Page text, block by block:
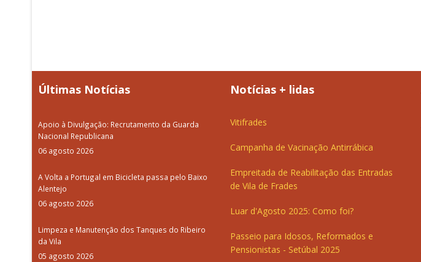
Últimas Notícias
Apoio à Divulgação: Recrutamento da Guarda
Nacional Republicana
06 agosto 2026
A Volta a Portugal em Bicicleta passa pelo Baixo
Alentejo
06 agosto 2026
Limpeza e Manutenção dos Tanques do Ribeiro
da Vila
05 agosto 2026
Notícias + lidas
Vitifrades
Campanha de Vacinação Antirrábica
Empreitada de Reabilitação das Entradas
de Vila de Frades
Luar d'Agosto 2025: Como foi?
Passeio para Idosos, Reformados e
Pensionistas - Setúbal 2025